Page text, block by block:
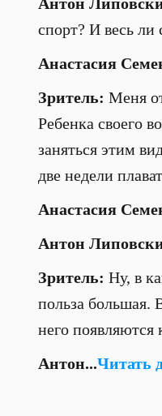
спорт? И весь ли
Анастасия
Зритель: Меня
Ребенка своего
заняться этим
две недели
Анастасия
Антон
Зритель: Ну, в
польза большая.
него появляются
Антон...Читать